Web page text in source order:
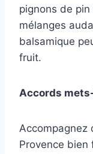
pignons de
mélanges
balsamique
fruit.
Accords
Accompagnez
Provence